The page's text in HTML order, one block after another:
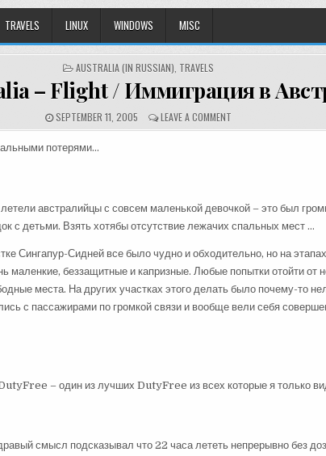
TRAVELS LINUX WINDOWS MISC
POSTED
AUSTRALIA (IN RUSSIAN) TRAVELS
– Flight / Иммиграция в
SEPTEMBER 11, 2005 LEAVE A COMMENT
потерями…
австралийцы с совсем маленькой девочкой – это был
с детьми. Взять хотябы отсутствие лежачих спальных мест …
Сингапур-Сидней все было чудно и обходительно, но на
маленкие, беззащитные и капризные. Любые попытки отойти
места. На других участках этого делать было почему-то
с пассажирами по громкой связи и вообще вели себя
– один из лучших DutyFree из всех которые я только
смысл подсказывал что 22 часа лететь непрерывно без